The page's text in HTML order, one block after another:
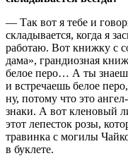
— Так вот я тебе и
складывается, когда я
работаю. Вот книжку с
дама», грандиозная
белое перо… А ты
и встречаешь белое
ну, потому что это
знаки. А вот кленовый
этот лепесток розы,
травинка с могилы
в буклете.